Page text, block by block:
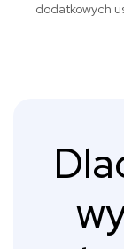
dodatkowych